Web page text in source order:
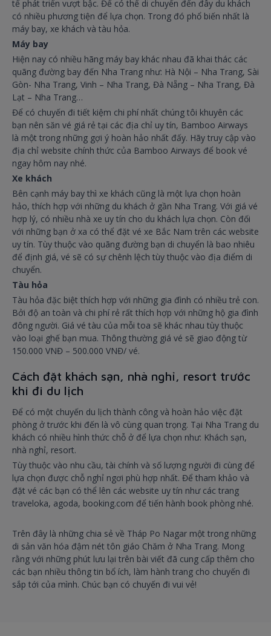
tế phát triển vượt bậc. Để có thể di chuyển đến đây du khách
có nhiều phương tiện để lựa chọn. Trong đó phổ biến nhất là
máy bay, xe khách và tàu hỏa.
Máy bay
Hiện nay có nhiều hãng máy bay khác nhau đã khai thác các
quãng đường bay đến Nha Trang như: Hà Nội – Nha Trang, Sài
Gòn- Nha Trang, Vinh – Nha Trang, Đà Nẵng – Nha Trang, Đà
Lạt – Nha Trang…
Để có chuyến đi tiết kiệm chi phí nhất chúng tôi khuyên các
bạn nên săn vé giá rẻ tại các địa chỉ uy tín, Bamboo Airways
là một trong những gợi ý hoàn hảo nhất đấy. Hãy truy cập vào
địa chỉ website chính thức của Bamboo Airways để book vé
ngay hôm nay nhé.
Xe khách
Bên cạnh máy bay thì xe khách cũng là một lựa chọn hoàn
hảo, thích hợp với những du khách ở gần Nha Trang. Với giá vé
hợp lý, có nhiều nhà xe uy tín cho du khách lựa chọn. Còn đối
với những bạn ở xa có thể đặt vé xe Bắc Nam trên các website
uy tín. Tùy thuộc vào quãng đường bạn di chuyển là bao nhiêu
để định giá, vé sẽ có sự chênh lệch tùy thuộc vào địa điểm di
chuyển.
Tàu hỏa
Tàu hỏa đặc biệt thích hợp với những gia đình có nhiều trẻ con.
Bởi độ an toàn và chi phí rẻ rất thích hợp với những hộ gia đình
đông người. Giá vé tàu của mỗi toa sẽ khác nhau tùy thuộc
vào loại ghế bạn mua. Thông thường giá vé sẽ giao động từ
150.000 VNĐ – 500.000 VNĐ/ vé.
Cách đặt khách sạn, nhà nghỉ, resort trước
khi đi du lịch
Để có một chuyến du lịch thành công và hoàn hảo việc đặt
phòng ở trước khi đến là vô cùng quan trọng. Tại Nha Trang du
khách có nhiều hình thức chỗ ở để lựa chọn như: Khách sạn,
nhà nghỉ, resort.
Tùy thuộc vào nhu cầu, tài chính và số lượng người đi cùng để
lựa chọn được chỗ nghỉ ngơi phù hợp nhất. Để tham khảo và
đặt vé các bạn có thể lên các website uy tín như các trang
traveloka, agoda, booking.com để tiến hành book phòng nhé.
Trên đây là những chia sẻ về Tháp Po Nagar một trong những
di sản văn hóa đậm nét tôn giáo Chăm ở Nha Trang. Mong
rằng với những phút lưu lại trên bài viết đã cung cấp thêm cho
các bạn nhiều thông tin bổ ích, làm hành trang cho chuyến đi
sắp tới của mình. Chúc bạn có chuyến đi vui vẻ!